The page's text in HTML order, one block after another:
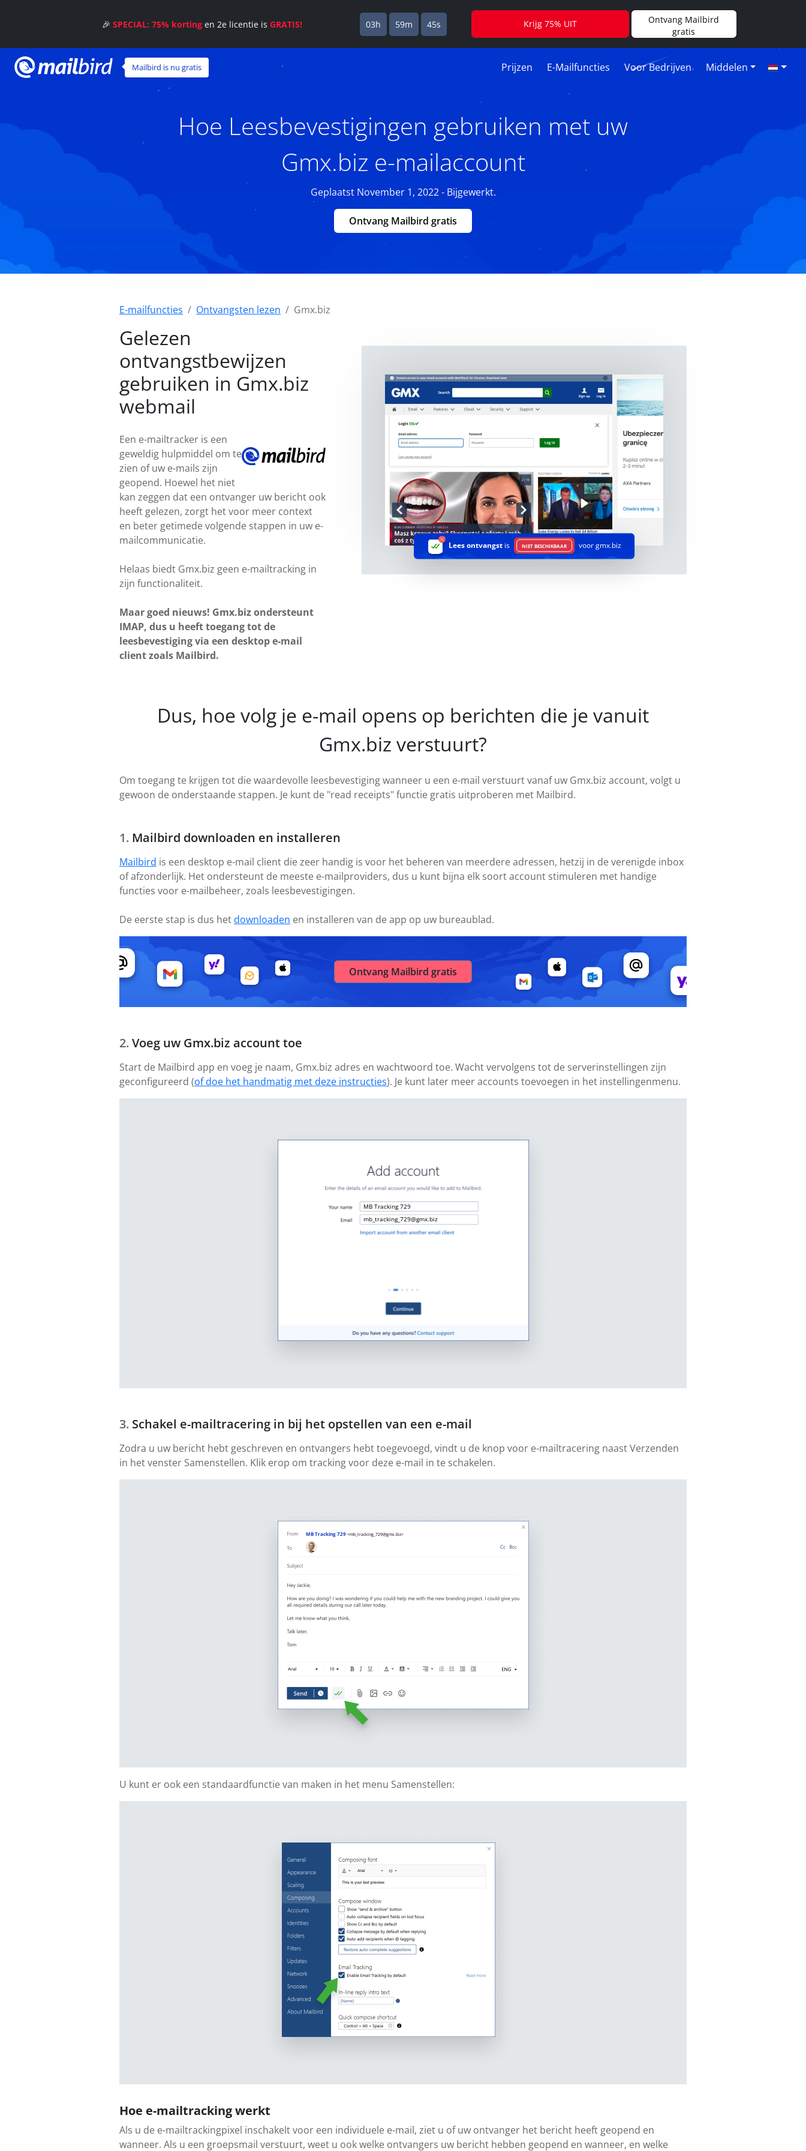
Mailbird is nu gratis Prijzen E-Mailfuncties Voor Bedrijven Middelen
Hoe Leesbevestigingen gebruiken met uw
Gmx.biz e-mailaccount
Geplaatst November 1, 2022 - Bijgewerkt.
Ontvang Mailbird gratis
E-mailfuncties Ontvangsten lezen Gmx.biz
Gelezen
ontvangstbewijzen
gebruiken in Gmx.biz
webmail
Een e-mailtracker is een
geweldig hulpmiddel om te
zien of uw e-mails zijn
geopend. Hoewel het niet
kan zeggen dat een ontvanger uw bericht ook
heeft gelezen, zorgt het voor meer context
en beter getimede volgende stappen in uw e-
mailcommunicatie.
Helaas biedt Gmx.biz geen e-mailtracking in
zijn functionaliteit.
Maar goed nieuws! Gmx.biz ondersteunt
IMAP, dus u heeft toegang tot de
leesbevestiging via een desktop e-mail
client zoals Mailbird.
Lees ontvangst is NIET BESCHIKBAAR voor gmx.biz
Dus, hoe volg je e-mail opens op berichten die je vanuit
Gmx.biz verstuurt?
Om toegang te krijgen tot die waardevolle leesbevestiging wanneer u een e-mail verstuurt vanaf uw Gmx.biz account, volgt u
gewoon de onderstaande stappen. Je kunt de "read receipts" functie gratis uitproberen met Mailbird.
Mailbird downloaden en installeren
Mailbird is een desktop e-mail client die zeer handig is voor het beheren van meerdere adressen, hetzij in de verenigde inbox
of afzonderlijk. Het ondersteunt de meeste e-mailproviders, dus u kunt bijna elk soort account stimuleren met handige
functies voor e-mailbeheer, zoals leesbevestigingen.
De eerste stap is dus het downloaden en installeren van de app op uw bureaublad.
Ontvang Mailbird gratis
Voeg uw Gmx.biz account toe
Start de Mailbird app en voeg je naam, Gmx.biz adres en wachtwoord toe. Wacht vervolgens tot de serverinstellingen zijn
geconfigureerd (of doe het handmatig met deze instructies). Je kunt later meer accounts toevoegen in het instellingenmenu.
MB Tracking 729
mb_tracking_729@gmx.biz
Schakel e-mailtracering in bij het opstellen van een e-mail
Zodra u uw bericht hebt geschreven en ontvangers hebt toegevoegd, vindt u de knop voor e-mailtracering naast Verzenden
in het venster Samenstellen. Klik erop om tracking voor deze e-mail in te schakelen.
MB Tracking 729 <mb_tracking_729@gmx.biz>
U kunt er ook een standaardfunctie van maken in het menu Samenstellen:
Hoe e-mailtracking werkt
Als u de e-mailtrackingpixel inschakelt voor een individuele e-mail, ziet u of uw ontvanger het bericht heeft geopend en
wanneer. Als u een groepsmail verstuurt, weet u ook welke ontvangers uw bericht hebben geopend en wanneer, en welke
🎉SPECIAL: 75% korting en 2e licentie isGRATIS! 03h 59m 44s Krijg 75% UIT
Ontvang Mailbird
gratis